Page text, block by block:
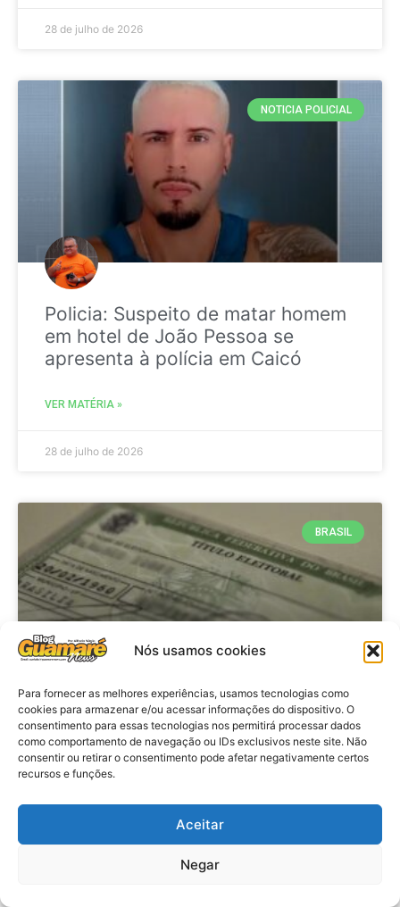
Nós usamos cookies
Para fornecer as melhores experiências, usamos tecnologias como
cookies para armazenar e/ou acessar informações do dispositivo. O
consentimento para essas tecnologias nos permitirá processar dados
como comportamento de navegação ou IDs exclusivos neste site. Não
consentir ou retirar o consentimento pode afetar negativamente certos
recursos e funções.
Aceitar
Negar
28 de julho de 2026
NOTICIA POLICIAL
Policia: Suspeito de matar homem
em hotel de João Pessoa se
apresenta à polícia em Caicó
VER MATÉRIA »
28 de julho de 2026
BRASIL
Brasil: Policia Federal investiga
753 casos de crimes eleitorais
antes das eleições